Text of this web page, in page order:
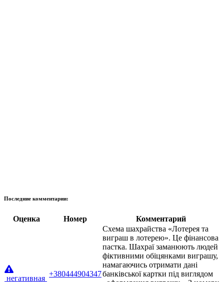
Последние комментарии:
Оценка Номер Комментарий
негативная
+380444904347
Схема шахрайства «Лотерея та
виграш в лотерею». Це фінансова
пастка. Шахраї заманюють людей
фіктивними обіцянками виграшу,
намагаючись отримати дані
банківської картки під виглядом